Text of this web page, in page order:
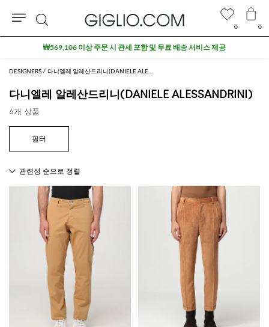
DESIGNERS
다니엘레 알레산드리니(DANIELE ALESSANDRINI)
6개 상품
0 0
검
색
₩569,106 이상 주문 시 관세 포함 및 무료 배송 서비스 제공